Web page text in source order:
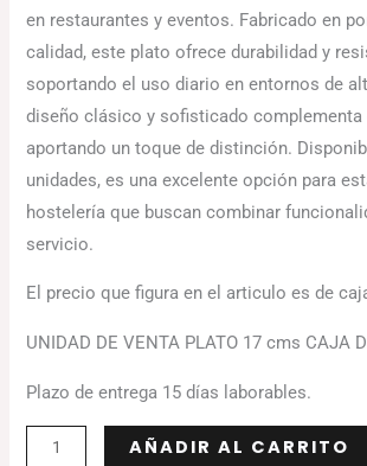
en restaurantes y eventos. Fabricado en
calidad, este plato ofrece durabilidad y
soportando el uso diario en entornos de
diseño clásico y sofisticado complementa
aportando un toque de distinción.
unidades, es una excelente opción para
hostelería que buscan combinar
servicio.
El precio que figura en el articulo es de
UNIDAD DE VENTA PLATO 17 cms CAJA
Plazo de entrega 15 días laborables.
AÑADIR AL CARRITO